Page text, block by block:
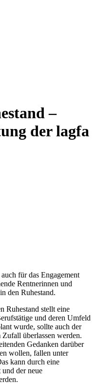
–
der lagfa
für das Engagement
Rentnerinnen und
den Ruhestand.
Ruhestand stellt eine
und deren Umfeld
wurde, sollte auch der
überlassen werden.
Gedanken darüber
wollen, fallen unter
kann durch eine
der neue